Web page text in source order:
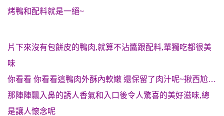
烤鴨和配料就是一絕~
片下來沒有包餅皮的鴨肉,就算不沾醬跟配料,單獨吃都很美
味
你看看 你看看這鴨肉外酥內軟嫩 還保留了肉汁呢~揪西尬…
那陣陣飄入鼻的誘人香氣和入口後令人驚喜的美好滋味,總
是讓人懷念呢